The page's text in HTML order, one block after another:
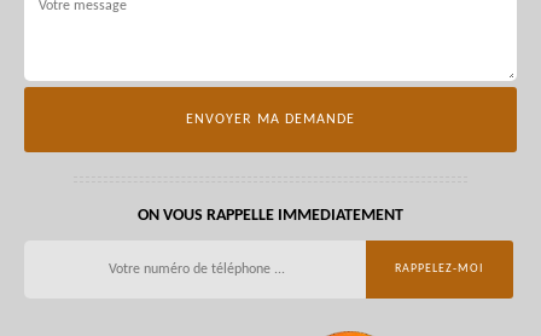
ON VOUS RAPPELLE IMMEDIATEMENT